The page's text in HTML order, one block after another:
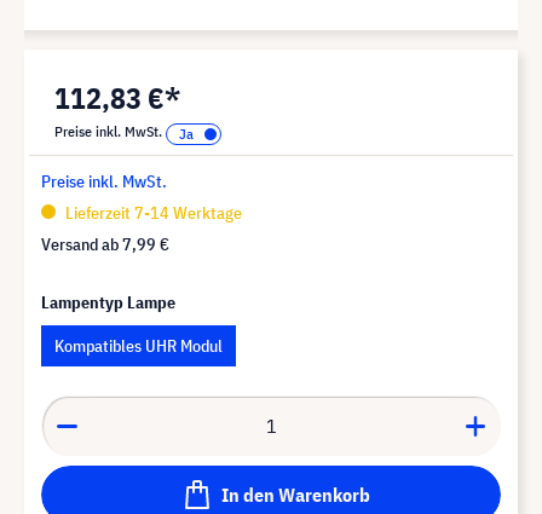
112,83 €*
Preise inkl. MwSt.
Preise inkl. MwSt.
Lieferzeit 7-14 Werktage
Versand ab7,99 €
Lampentyp Lampe
Kompatibles UHR Modul
In den Warenkorb